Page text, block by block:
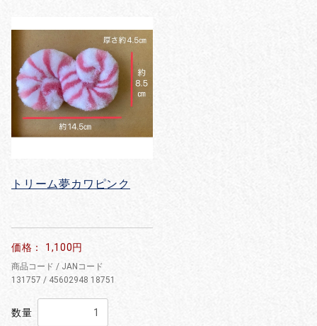
トリーム夢カワピンク
価格： 1,100円
商品コード / JANコード
131757 / 45602948 18751
数量